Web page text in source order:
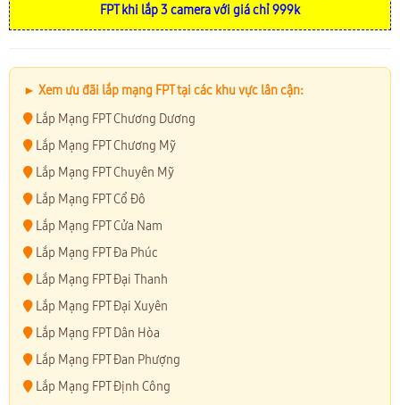
FPT khi lắp 3 camera với giá chỉ 999k
► Xem ưu đãi lắp mạng FPT tại các khu vực lân cận:
Lắp Mạng FPT Chương Dương
Lắp Mạng FPT Chương Mỹ
Lắp Mạng FPT Chuyên Mỹ
Lắp Mạng FPT Cổ Đô
Lắp Mạng FPT Cửa Nam
Lắp Mạng FPT Đa Phúc
Lắp Mạng FPT Đại Thanh
Lắp Mạng FPT Đại Xuyên
Lắp Mạng FPT Dân Hòa
Lắp Mạng FPT Đan Phượng
Lắp Mạng FPT Định Công